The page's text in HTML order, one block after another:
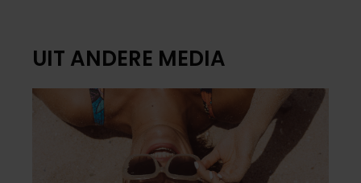
UIT ANDERE MEDIA